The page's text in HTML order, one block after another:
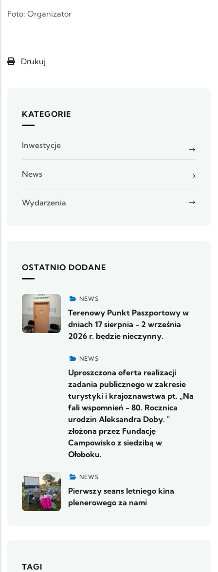
Foto: Organizator
Drukuj
KATEGORIE
Inwestycje
News
Wydarzenia
OSTATNIO DODANE
NEWS
Terenowy Punkt Paszportowy w
dniach 17 sierpnia - 2 września
2026 r. będzie nieczynny.
NEWS
Uproszczona oferta realizacji
zadania publicznego w zakresie
turystyki i krajoznawstwa pt. „Na
fali wspomnień - 80. Rocznica
urodzin Aleksandra Doby. "
złożona przez Fundację
Campowisko z siedzibą w
Ołoboku.
NEWS
Pierwszy seans letniego kina
plenerowego za nami
TAGI